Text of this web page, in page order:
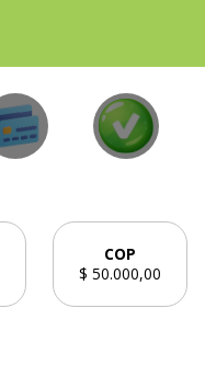
COP
$ 50.000,00